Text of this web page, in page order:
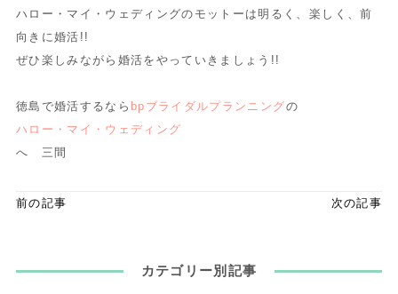
ハロー・マイ・ウェディングのモットーは明るく、楽しく、前
向きに婚活!!
ぜひ楽しみながら婚活をやっていきましょう!!
徳島で婚活するなら bpブライダルプランニングの
ハロー・マイ・ウェディング
へ 三間
前の記事 次の記事
カテゴリー別記事